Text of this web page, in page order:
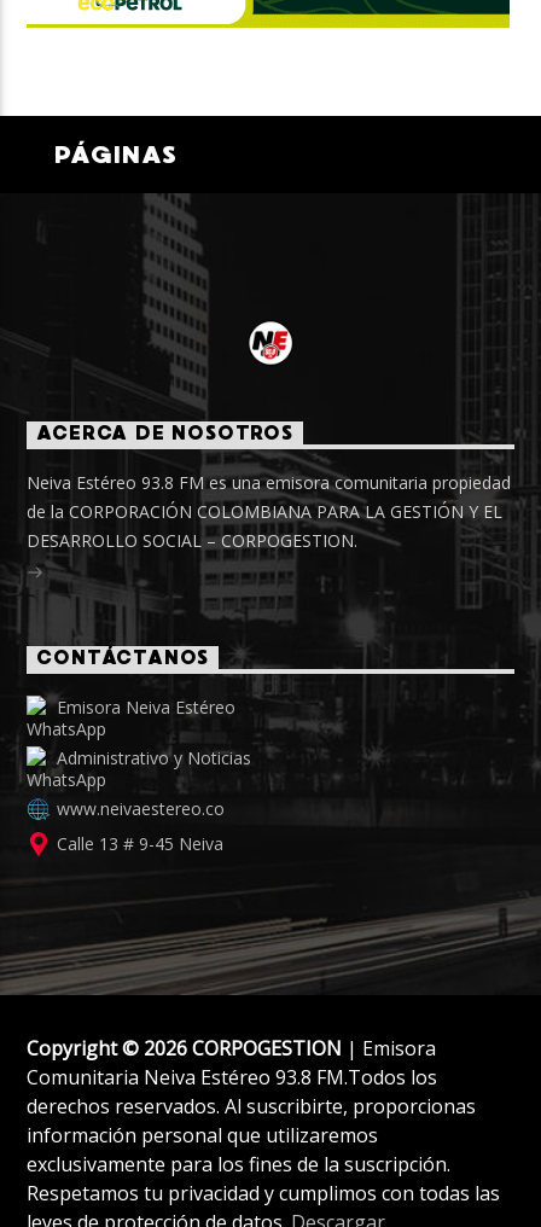
PÁGINAS
ACERCA DE NOSOTROS
Neiva Estéreo 93.8 FM es una emisora comunitaria propiedad
de la CORPORACIÓN COLOMBIANA PARA LA GESTIÓN Y EL
DESARROLLO SOCIAL – CORPOGESTION.
CONTÁCTANOS
Emisora Neiva Estéreo
Administrativo y Noticias
www.neivaestereo.co
Calle 13 # 9-45 Neiva
Copyright © 2026 CORPOGESTION | Emisora
Comunitaria Neiva Estéreo 93.8 FM.Todos los
derechos reservados. Al suscribirte, proporcionas
información personal que utilizaremos
exclusivamente para los fines de la suscripción.
Respetamos tu privacidad y cumplimos con todas las